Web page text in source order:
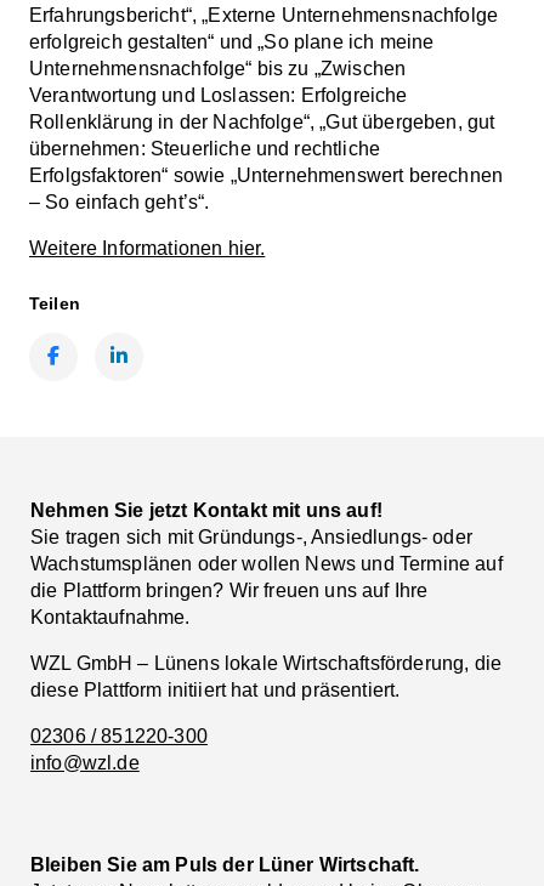
Erfahrungsbericht“, „Externe Unternehmensnachfolge
erfolgreich gestalten“ und „So plane ich meine
Unternehmensnachfolge“ bis zu „Zwischen
Verantwortung und Loslassen: Erfolgreiche
Rollenklärung in der Nachfolge“, „Gut übergeben, gut
übernehmen: Steuerliche und rechtliche
Erfolgsfaktoren“ sowie „Unternehmenswert berechnen
– So einfach geht’s“.
Weitere Informationen hier.
Teilen
Nehmen Sie jetzt Kontakt mit uns auf!
Sie tragen sich mit Gründungs-, Ansiedlungs- oder
Wachstumsplänen oder wollen News und Termine auf
die Plattform bringen? Wir freuen uns auf Ihre
Kontaktaufnahme.
WZL GmbH – Lünens lokale Wirtschaftsförderung, die
diese Plattform initiiert hat und präsentiert.
02306 / 851220-300
info@wzl.de
Bleiben Sie am Puls der Lüner Wirtschaft.